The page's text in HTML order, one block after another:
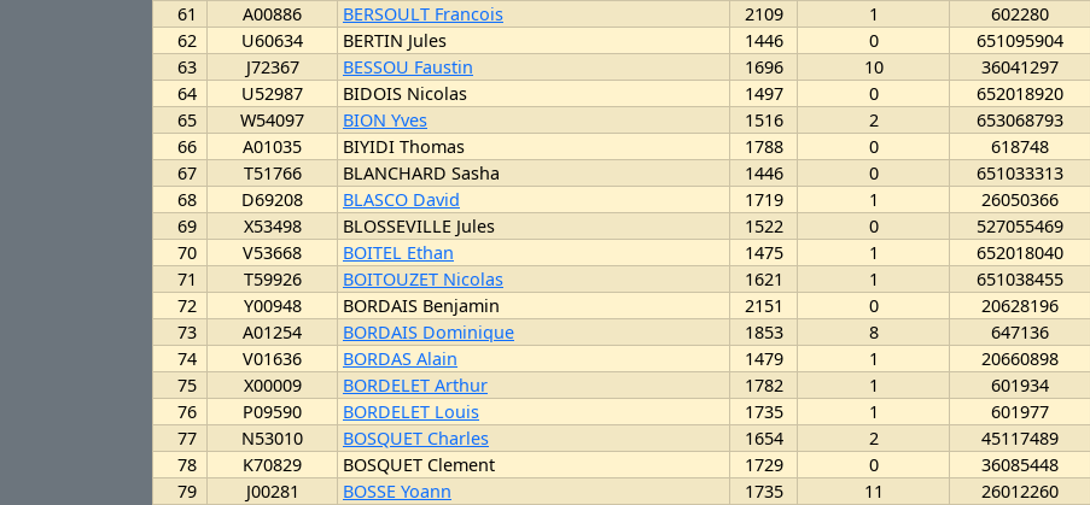
61
A00886 BERSOULT Francois 2109 1 602280
62
U60634 BERTIN Jules 1446 0 651095904
63
J72367 BESSOU Faustin 1696 10 36041297
64
U52987 BIDOIS Nicolas 1497 0 652018920
65
W54097 BION Yves 1516 2 653068793
66
A01035 BIYIDI Thomas 1788 0 618748
67
T51766 BLANCHARD Sasha 1446 0 651033313
68
D69208 BLASCO David 1719 1 26050366
69
X53498 BLOSSEVILLE Jules 1522 0 527055469
70
V53668 BOITEL Ethan 1475 1 652018040
71
T59926 BOITOUZET Nicolas 1621 1 651038455
72
Y00948 BORDAIS Benjamin 2151 0 20628196
73
A01254 BORDAIS Dominique 1853 8 647136
74
V01636 BORDAS Alain 1479 1 20660898
75
X00009 BORDELET Arthur 1782 1 601934
76
P09590 BORDELET Louis 1735 1 601977
77
N53010 BOSQUET Charles 1654 2 45117489
78
K70829 BOSQUET Clement 1729 0 36085448
79
J00281 BOSSE Yoann 1735 11 26012260